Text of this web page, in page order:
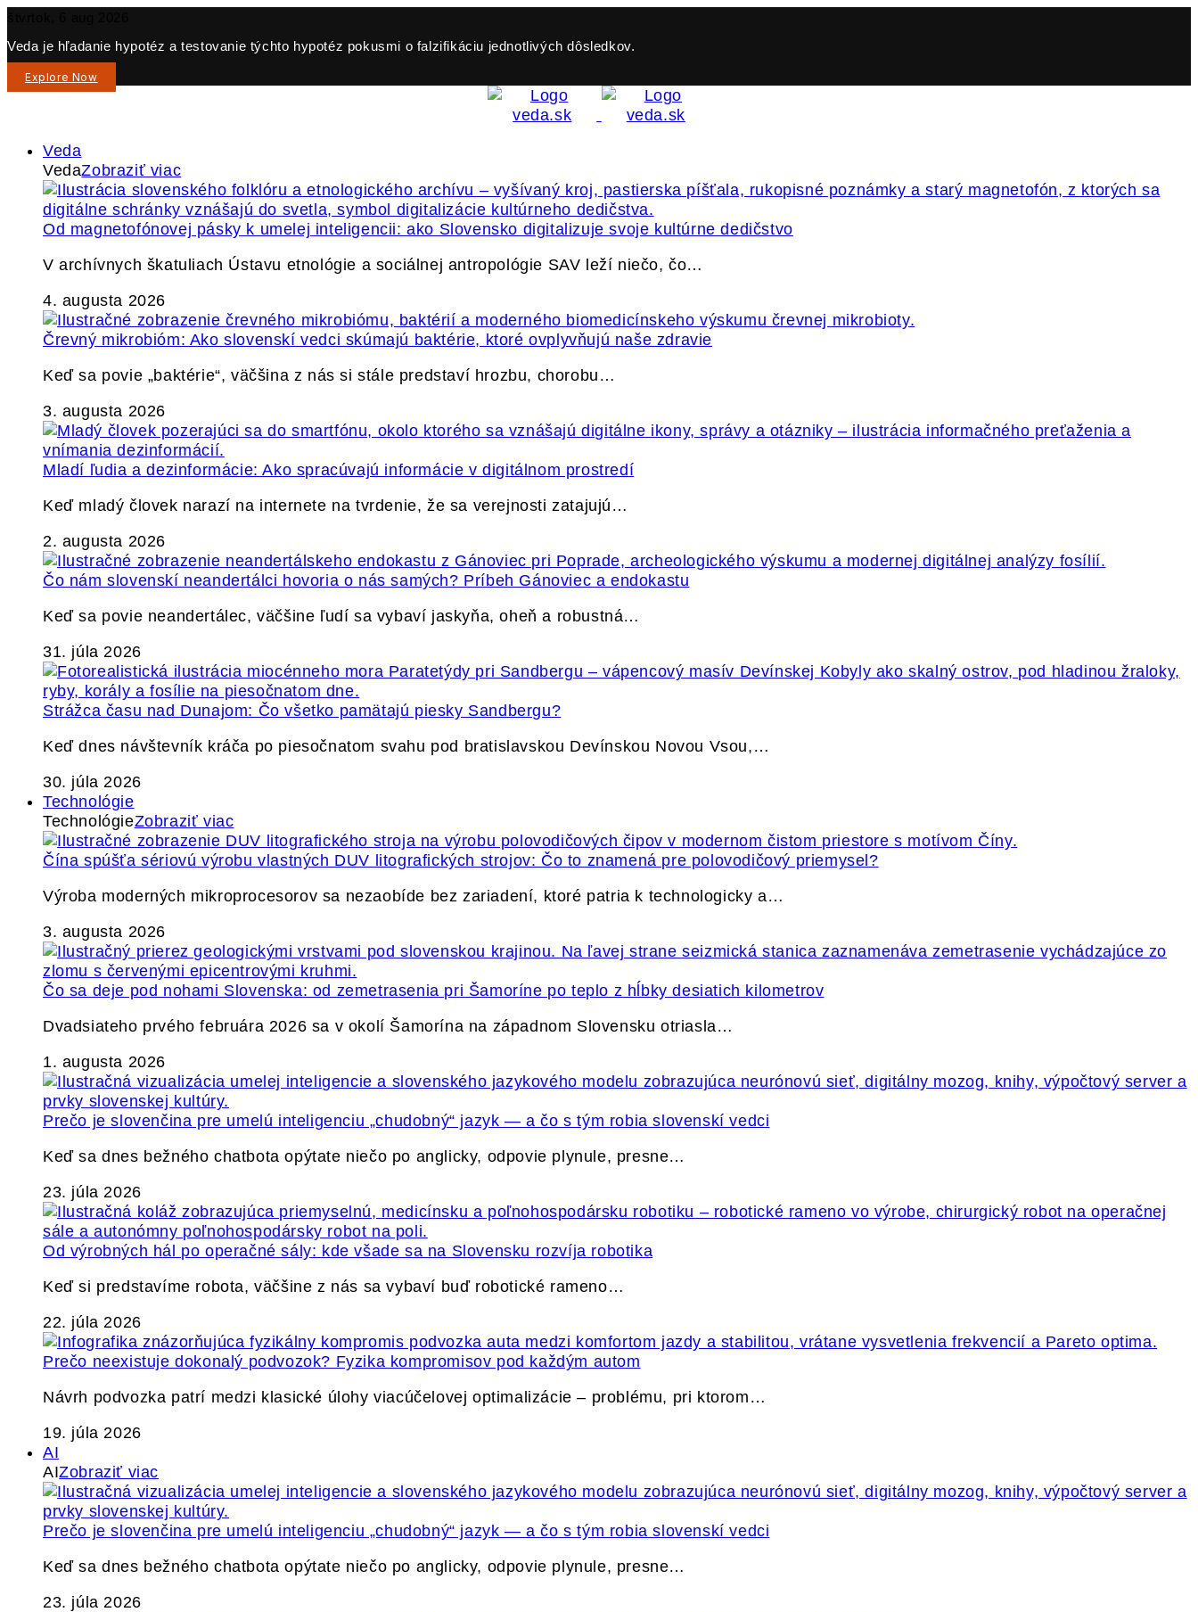
Veda je hľadanie hypotéz a testovanie týchto hypotéz pokusmi o falzifikáciu jednotlivých dôsledkov.
Explore Now
Veda
VedaZobraziť viac
Od magnetofónovej pásky k umelej inteligencii: ako Slovensko digitalizuje svoje kultúrne dedičstvo
V archívnych škatuliach Ústavu etnológie a sociálnej antropológie SAV leží niečo, čo…
4. augusta 2026
Črevný mikrobióm: Ako slovenskí vedci skúmajú baktérie, ktoré ovplyvňujú naše zdravie
Keď sa povie „baktérie“, väčšina z nás si stále predstaví hrozbu, chorobu…
3. augusta 2026
Mladí ľudia a dezinformácie: Ako spracúvajú informácie v digitálnom prostredí
Keď mladý človek narazí na internete na tvrdenie, že sa verejnosti zatajujú…
2. augusta 2026
Čo nám slovenskí neandertálci hovoria o nás samých? Príbeh Gánoviec a endokastu
Keď sa povie neandertálec, väčšine ľudí sa vybaví jaskyňa, oheň a robustná…
31. júla 2026
Strážca času nad Dunajom: Čo všetko pamätajú piesky Sandbergu?
Keď dnes návštevník kráča po piesočnatom svahu pod bratislavskou Devínskou Novou Vsou,…
30. júla 2026
Technológie
TechnológieZobraziť viac
Čína spúšťa sériovú výrobu vlastných DUV litografických strojov: Čo to znamená pre polovodičový priemysel?
Výroba moderných mikroprocesorov sa nezaobíde bez zariadení, ktoré patria k technologicky a…
3. augusta 2026
Čo sa deje pod nohami Slovenska: od zemetrasenia pri Šamoríne po teplo z hĺbky desiatich kilometrov
Dvadsiateho prvého februára 2026 sa v okolí Šamorína na západnom Slovensku otriasla…
1. augusta 2026
Prečo je slovenčina pre umelú inteligenciu „chudobný“ jazyk — a čo s tým robia slovenskí vedci
Keď sa dnes bežného chatbota opýtate niečo po anglicky, odpovie plynule, presne…
23. júla 2026
Od výrobných hál po operačné sály: kde všade sa na Slovensku rozvíja robotika
Keď si predstavíme robota, väčšine z nás sa vybaví buď robotické rameno…
22. júla 2026
Prečo neexistuje dokonalý podvozok? Fyzika kompromisov pod každým autom
Návrh podvozka patrí medzi klasické úlohy viacúčelovej optimalizácie – problému, pri ktorom…
19. júla 2026
AI
AIZobraziť viac
Prečo je slovenčina pre umelú inteligenciu „chudobný“ jazyk — a čo s tým robia slovenskí vedci
Keď sa dnes bežného chatbota opýtate niečo po anglicky, odpovie plynule, presne…
23. júla 2026